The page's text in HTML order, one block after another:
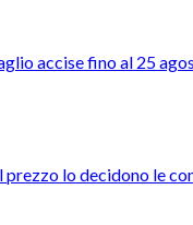
accise fino al 25
lo decidono le